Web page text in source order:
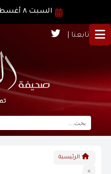
السبت ٨ أغسطس ٢٠٢٦ الموافق ٢٤ صفر ١٤٤٨ هـ
تابعنا |
نبذة عن النماص
الرئيسية
»